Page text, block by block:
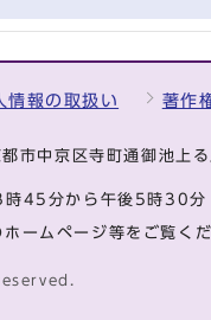
情報の取扱い 著作
中京区寺町通御池上
時45分から午後5時30
ームページ等をご覧くだ